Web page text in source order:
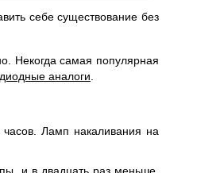
себе существование без
Некогда самая популярная
аналоги.
Ламп накаливания на